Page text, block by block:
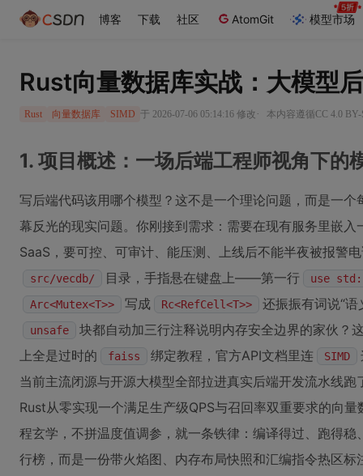
博客 下载 社区 AtomGit 模型市场
Rust向量数据库实战：大模型
Rust 向量数据库 SIMD 于 2026-07-06 05:14:16 修改 · 本内容遵循CC 4.0
1. 项目概述：一场后端工程师视角下的
写后端代码该用哪个模型？这不是一个理论问题，而是一
幕反光的现实问题。你刚接到需求：需要在现有服务里嵌
SaaS，要可控、可审计、能压测、上线后不能半夜被报警
src/vecdb/ 目录，手指悬在键盘上——第一行
use
Arc<Mutex<T>>
写成 Rc<RefCell<T>> 还振振有词说“
unsafe
块都自动加三行注释说明内存安全边界的家伙
上全是过时的
faiss 绑定教程，官方API文档里连 SIMD
当前主流闭源与开源大模型全部拉进真实后端开发流水线
Rust从零实现一个满足生产级QPS与召回率双重要求的向
程玄学，不拼温度值调参，就一条铁律：编译得过、跑得
行榜，而是一份带火焰图、内存布局快照和汇编指令热区标